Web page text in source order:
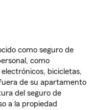
como seguro de
como
bicicletas,
de su apartamento
del seguro de
a la propiedad